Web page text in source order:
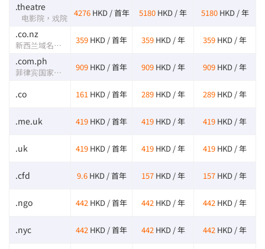
.theatre
电影院，戏院 4276 HKD / 首年 5180 HKD / 年 5180 HKD / 年
.co.nz
新西兰域名国家域名 359 HKD / 首年 359 HKD / 年 359 HKD / 年
.com.ph
菲律宾国家域名 909 HKD / 首年 909 HKD / 年 909 HKD / 年
.co 161 HKD / 首年 289 HKD / 年 289 HKD / 年
.me.uk 419 HKD / 首年 419 HKD / 年 419 HKD / 年
.uk 419 HKD / 首年 419 HKD / 年 419 HKD / 年
.cfd 9.6 HKD / 首年 157 HKD / 年 157 HKD / 年
.ngo 442 HKD / 首年 442 HKD / 年 442 HKD / 年
.nyc 442 HKD / 首年 442 HKD / 年 442 HKD / 年